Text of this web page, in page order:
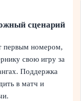
сценарий
первым номером,
свою игру за
Поддержка
в матч и